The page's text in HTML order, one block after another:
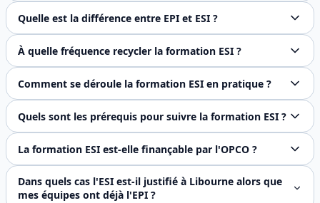
Le Code du travail (art. R4227-28) impose à l'employeur
Quelle est la différence entre EPI et ESI ?
L'EPI (Équipier de Première Intervention) intervient
À quelle fréquence recycler la formation ESI ?
Le référentiel APSAD R6 recommande un recyclage
Comment se déroule la formation ESI en pratique ?
La formation dure 1 jour (7 heures) et se compose d'une
Quels sont les prérequis pour suivre la formation ESI ?
Pour suivre la formation ESI à Bordeaux, il est
La formation ESI est-elle finançable par l'OPCO ?
Oui, FJ Prévention est certifié Qualiopi. La formation ESI
Dans quels cas l'ESI est-il justifié à Libourne alors que
mes équipes ont déjà l'EPI ?